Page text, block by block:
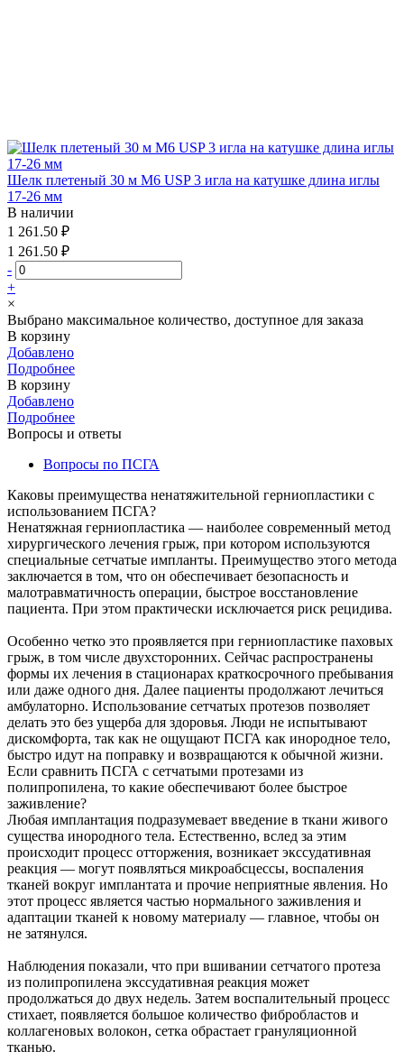
Шелк плетеный 30 м М6 USP 3 игла на катушке длина иглы
17-26 мм
В наличии
1 261.50 ₽
1 261.50 ₽
-
+
×
Выбрано максимальное количество, доступное для заказа
В корзину
Добавлено
Подробнее
В корзину
Добавлено
Подробнее
Вопросы и ответы
Вопросы по ПСГА
Каковы преимущества ненатяжительной герниопластики с
использованием ПСГА?
Ненатяжная герниопластика — наиболее современный метод
хирургического лечения грыж, при котором используются
специальные сетчатые импланты. Преимущество этого метода
заключается в том, что он обеспечивает безопасность и
малотравматичность операции, быстрое восстановление
пациента. При этом практически исключается риск рецидива.
Особенно четко это проявляется при герниопластике паховых
грыж, в том числе двухсторонних. Сейчас распространены
формы их лечения в стационарах краткосрочного пребывания
или даже одного дня. Далее пациенты продолжают лечиться
амбулаторно. Использование сетчатых протезов позволяет
делать это без ущерба для здоровья. Люди не испытывают
дискомфорта, так как не ощущают ПСГА как инородное тело,
быстро идут на поправку и возвращаются к обычной жизни.
Если сравнить ПСГА с сетчатыми протезами из
полипропилена, то какие обеспечивают более быстрое
заживление?
Любая имплантация подразумевает введение в ткани живого
существа инородного тела. Естественно, вслед за этим
происходит процесс отторжения, возникает экссудативная
реакция — могут появляться микроабсцессы, воспаления
тканей вокруг имплантата и прочие неприятные явления. Но
этот процесс является частью нормального заживления и
адаптации тканей к новому материалу — главное, чтобы он
не затянулся.
Наблюдения показали, что при вшивании сетчатого протеза
из полипропилена экссудативная реакция может
продолжаться до двух недель. Затем воспалительный процесс
стихает, появляется большое количество фибробластов и
коллагеновых волокон, сетка обрастает грануляционной
тканью.